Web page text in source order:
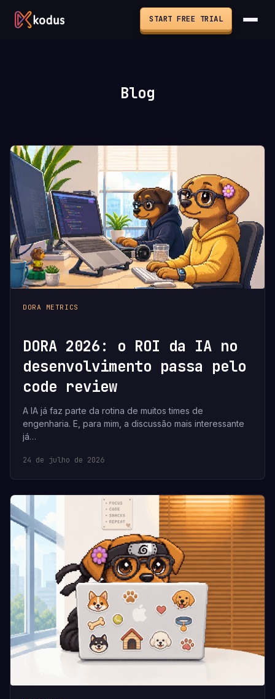
START FREE TRIAL
Blog
DORA METRICS
DORA 2026: o ROI da IA no
desenvolvimento passa pelo
code review
A IA já faz parte da rotina de muitos times de
engenharia. E, para mim, a discussão mais interessante
já…
24 de julho de 2026